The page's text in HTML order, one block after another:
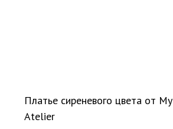
Платье сиреневого цвета от My
Atelier